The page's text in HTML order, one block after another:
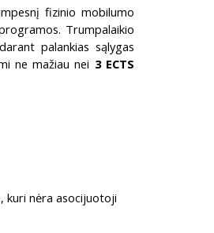
fizinio mobilumo
Trumpalaikio
palankias sąlygas
ne mažiau nei 3 ECTS
kuri nėra asocijuotoji